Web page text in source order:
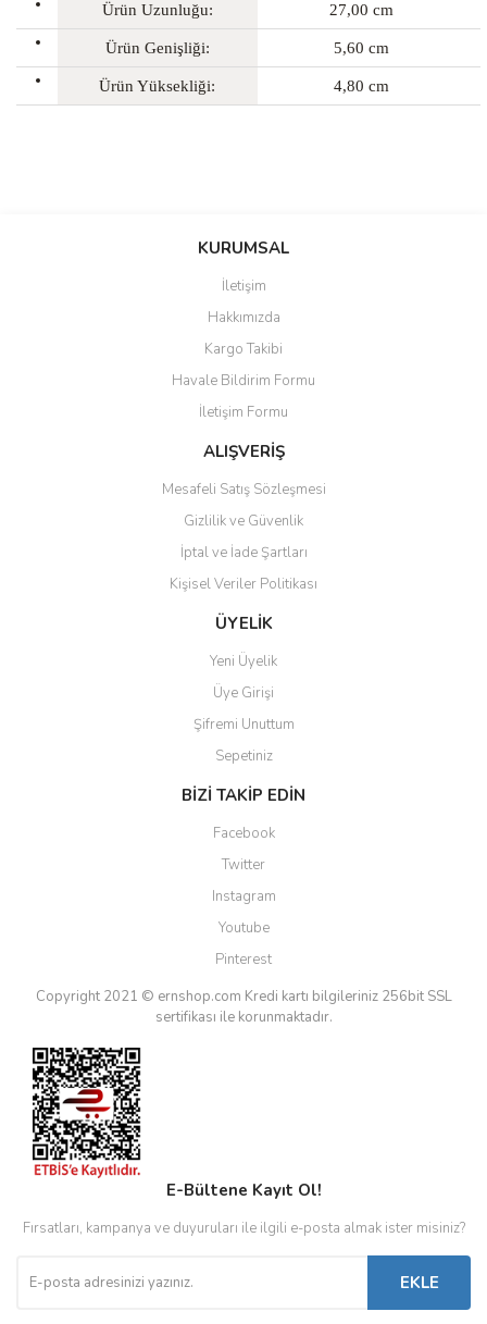
Ürün Uzunluğu: 27,00 cm
Ürün Genişliği: 5,60 cm
Ürün Yüksekliği: 4,80 cm
Bu ürüne ilk yorumu siz yapın!
Ürün resmi kalitesiz, bozuk veya görüntülenemiyor.
Ürün açıklamasında eksik bilgiler bulunuyor.
Ürün bilgilerinde hatalar bulunuyor.
Ürün fiyatı diğer sitelerden daha pahalı.
Bu ürüne benzer farklı alternatifler olmalı.
Gönder
KURUMSAL
İletişim
Hakkımızda
Kargo Takibi
Havale Bildirim Formu
İletişim Formu
ALIŞVERİŞ
Mesafeli Satış Sözleşmesi
Gizlilik ve Güvenlik
İptal ve İade Şartları
Kişisel Veriler Politikası
ÜYELİK
Yeni Üyelik
Üye Girişi
Şifremi Unuttum
Sepetiniz
BİZİ TAKİP EDİN
Facebook
Twitter
Instagram
Youtube
Pinterest
Copyright 2021 © ernshop.com Kredi kartı bilgileriniz 256bit SSL
sertifikası ile korunmaktadır.
E-Bültene Kayıt Ol!
Fırsatları, kampanya ve duyuruları ile ilgili e-posta almak ister misiniz?
EKLE